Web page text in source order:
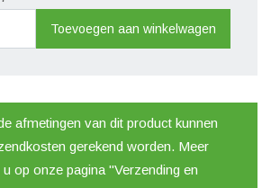
Toevoegen aan winkelwagen
afmetingen van dit product kunnen
gerekend worden. Meer
op onze pagina "Verzending en